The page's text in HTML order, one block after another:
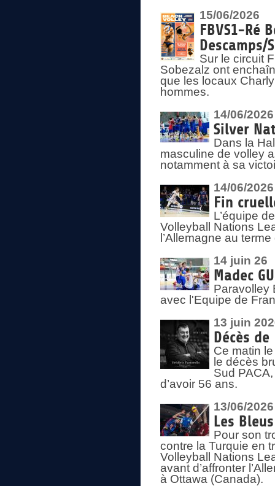
15/06/2026
FBVS1-Ré
Descamps/
Sur le circuit
Sobezalz ont
que les locaux
hommes.
14/06/2026
Silver
Dans la
masculine de volley
notamment à sa
14/06/2026
Fin
L’équipe
Volleyball Nations
l’Allemagne au
14 juin 26
Madec
Paravolley
avec l'Equipe de
13 juin
Décès de
Ce matin
le décès
Sud
d’avoir 56 ans.
13/06/2026
Les
Pour son
contre la Turquie en
Volleyball Nations
avant d’affronter
à Ottawa (Canada).